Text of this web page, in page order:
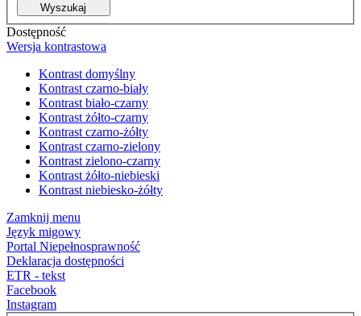
Wyszukaj
Dostępność
Wersja kontrastowa
Kontrast domyślny
Kontrast czarno-biały
Kontrast biało-czarny
Kontrast żółto-czarny
Kontrast czarno-żółty
Kontrast czarno-zielony
Kontrast zielono-czarny
Kontrast żółto-niebieski
Kontrast niebiesko-żółty
Zamknij menu
Język migowy
Portal Niepełnosprawność
Deklaracja dostępności
ETR - tekst
Facebook
Instagram